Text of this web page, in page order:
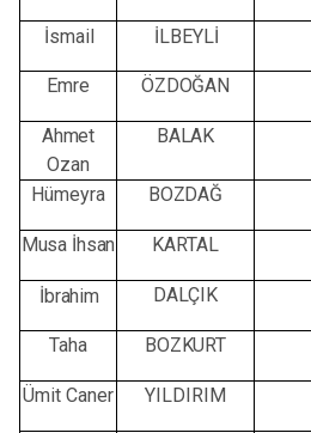
İsmail İLBEYLİ
Emre ÖZDOĞAN
Ahmet
Ozan
BALAK
Hümeyra BOZDAĞ
Musa İhsan KARTAL
İbrahim DALÇIK
Taha BOZKURT
Ümit Caner YILDIRIM